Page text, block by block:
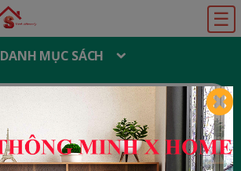
☰
DANH MỤC SÁCH